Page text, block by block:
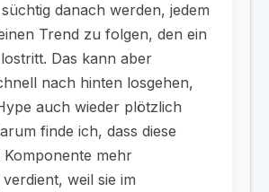
danach werden, jedem
Trend zu folgen, den ein
Das kann aber
nach hinten losgehen,
auch wieder plötzlich
finde ich, dass diese
Komponente mehr
weil sie im